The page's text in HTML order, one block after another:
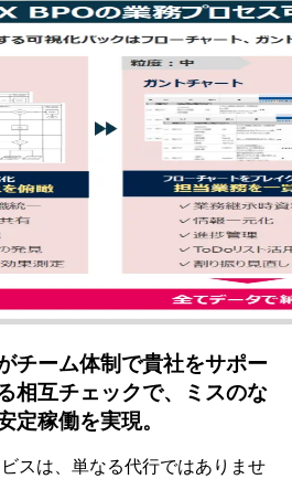
チーム体制で貴社をサポー
相互チェックで、ミスのな
定稼働を実現。
スは、単なる代行ではありませ